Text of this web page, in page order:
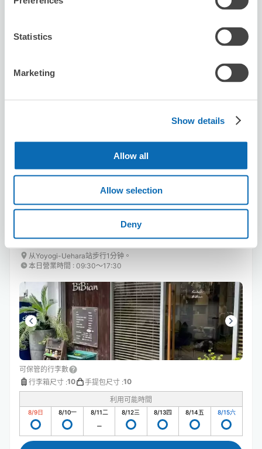
Statistics
Marketing
Show details
Allow all
Allow selection
Deny
8/9日 8/10一 8/11二 8/12三 8/13四 8/14五 8/15六
預約此店舖
for hair bibian
从Yoyogi-Uehara站步行1分钟。
本日營業時間 : 09:30〜17:30
可保管的行李數
行李箱尺寸 :10 手提包尺寸 :10
利用可能時間
8/9日 8/10一 8/11二 8/12三 8/13四 8/14五 8/15六